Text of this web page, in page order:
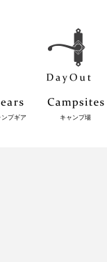
ンプギア キャンプ場